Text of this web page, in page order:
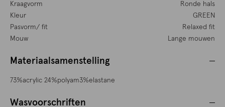
Kraagvorm
Ronde hals
Kleur
GREEN
Pasvorm/ fit
Relaxed fit
Mouw
Lange mouwen
Materiaalsamenstelling
73%acrylic 24%polyam3%elastane
Wasvoorschriften